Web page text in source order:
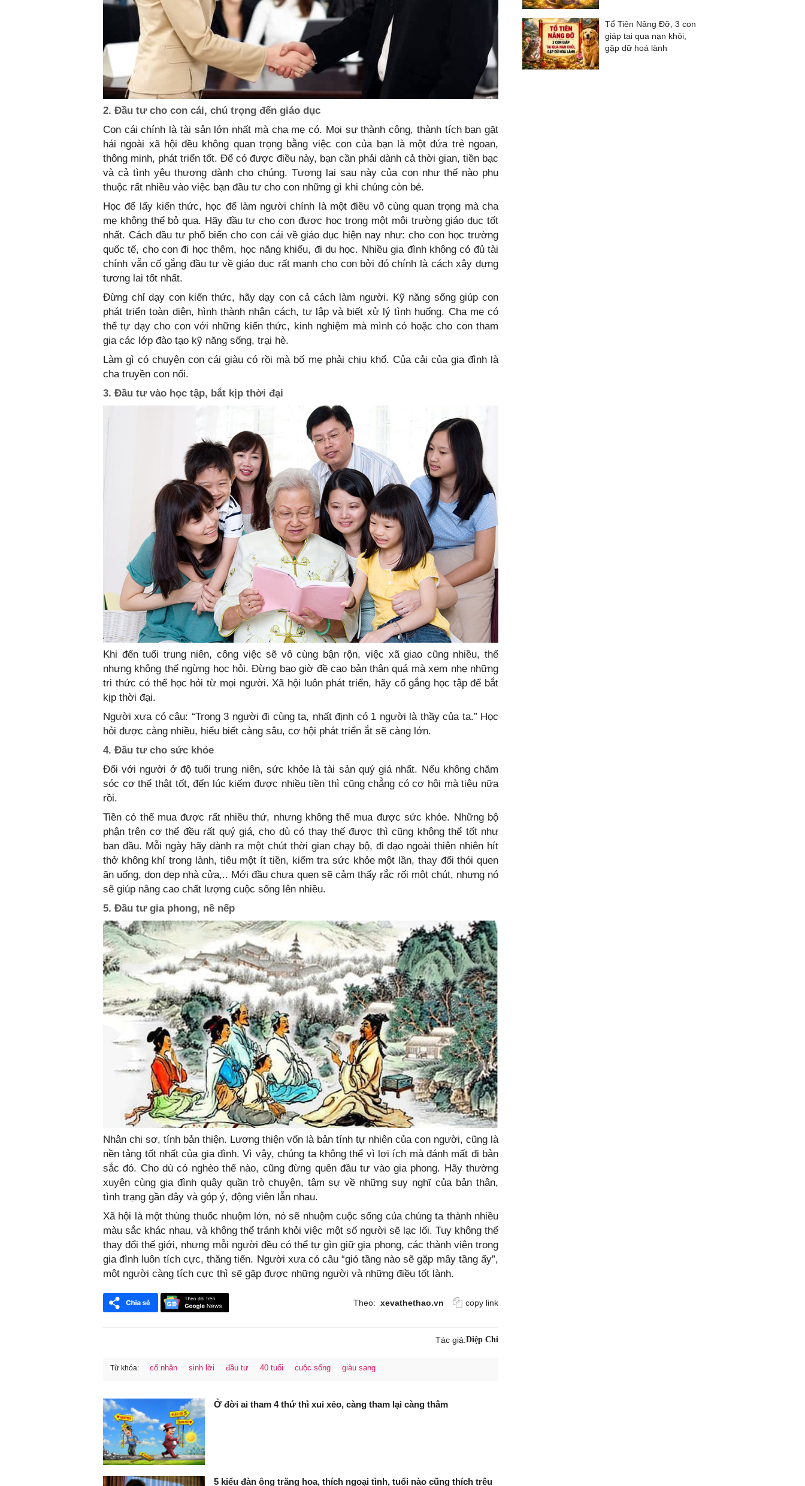
2. Đầu tư cho con cái, chú trọng đến giáo dục
Con cái chính là tài sản lớn nhất mà cha mẹ có. Mọi sự thành công, thành tích bạn gặt
hái ngoài xã hội đều không quan trọng bằng việc con của bạn là một đứa trẻ ngoan,
thông minh, phát triển tốt. Để có được điều này, bạn cần phải dành cả thời gian, tiền bạc
và cả tình yêu thương dành cho chúng. Tương lai sau này của con như thế nào phụ
thuộc rất nhiều vào việc bạn đầu tư cho con những gì khi chúng còn bé.
Học để lấy kiến thức, học để làm người chính là một điều vô cùng quan trọng mà cha
mẹ không thể bỏ qua. Hãy đầu tư cho con được học trong một môi trường giáo dục tốt
nhất. Cách đầu tư phổ biến cho con cái về giáo dục hiện nay như: cho con học trường
quốc tế, cho con đi học thêm, học năng khiếu, đi du học. Nhiều gia đình không có đủ tài
chính vẫn cố gắng đầu tư về giáo dục rất mạnh cho con bởi đó chính là cách xây dựng
tương lai tốt nhất.
Đừng chỉ dạy con kiến thức, hãy dạy con cả cách làm người. Kỹ năng sống giúp con
phát triển toàn diện, hình thành nhân cách, tự lập và biết xử lý tình huống. Cha mẹ có
thể tự dạy cho con với những kiến thức, kinh nghiệm mà mình có hoặc cho con tham
gia các lớp đào tạo kỹ năng sống, trại hè.
Làm gì có chuyện con cái giàu có rồi mà bố mẹ phải chịu khổ. Của cải của gia đình là
cha truyền con nối.
3. Đầu tư vào học tập, bắt kịp thời đại
Khi đến tuổi trung niên, công việc sẽ vô cùng bận rộn, việc xã giao cũng nhiều, thế
nhưng không thể ngừng học hỏi. Đừng bao giờ đề cao bản thân quá mà xem nhẹ những
tri thức có thể học hỏi từ mọi người. Xã hội luôn phát triển, hãy cố gắng học tập để bắt
kịp thời đại.
Người xưa có câu: “Trong 3 người đi cùng ta, nhất định có 1 người là thầy của ta.” Học
hỏi được càng nhiều, hiểu biết càng sâu, cơ hội phát triển ắt sẽ càng lớn.
4. Đầu tư cho sức khỏe
Đối với người ở độ tuổi trung niên, sức khỏe là tài sản quý giá nhất. Nếu không chăm
sóc cơ thể thật tốt, đến lúc kiếm được nhiều tiền thì cũng chẳng có cơ hội mà tiêu nữa
rồi.
Tiền có thể mua được rất nhiều thứ, nhưng không thể mua được sức khỏe. Những bộ
phận trên cơ thể đều rất quý giá, cho dù có thay thế được thì cũng không thể tốt như
ban đầu. Mỗi ngày hãy dành ra một chút thời gian chạy bộ, đi dạo ngoài thiên nhiên hít
thở không khí trong lành, tiêu một ít tiền, kiểm tra sức khỏe một lần, thay đổi thói quen
ăn uống, dọn dẹp nhà cửa,.. Mới đầu chưa quen sẽ cảm thấy rắc rối một chút, nhưng nó
sẽ giúp nâng cao chất lượng cuộc sống lên nhiều.
5. Đầu tư gia phong, nề nếp
Nhân chi sơ, tính bản thiện. Lương thiện vốn là bản tính tự nhiên của con người, cũng là
nền tảng tốt nhất của gia đình. Vì vậy, chúng ta không thể vì lợi ích mà đánh mất đi bản
sắc đó. Cho dù có nghèo thế nào, cũng đừng quên đầu tư vào gia phong. Hãy thường
xuyên cùng gia đình quây quần trò chuyện, tâm sự về những suy nghĩ của bản thân,
tình trạng gần đây và góp ý, động viên lẫn nhau.
Xã hội là một thùng thuốc nhuộm lớn, nó sẽ nhuộm cuộc sống của chúng ta thành nhiều
màu sắc khác nhau, và không thể tránh khỏi việc một số người sẽ lạc lối. Tuy không thể
thay đổi thế giới, nhưng mỗi người đều có thể tự gìn giữ gia phong, các thành viên trong
gia đình luôn tích cực, thăng tiến. Người xưa có câu “gió tầng nào sẽ gặp mây tầng ấy”,
một người càng tích cực thì sẽ gặp được những người và những điều tốt lành.
Theo: xevathethao.vn copy link
Tác giả:Diệp Chi
Từ khóa: cố nhân sinh lời đầu tư 40 tuổi cuộc sống giàu sang
Ở đời ai tham 4 thứ thì xui xẻo, càng tham lại càng thâm
5 kiểu đàn ông trăng hoa, thích ngoại tình, tuổi nào cũng thích trêu
Tổ Tiên Nâng Đỡ, 3 con
giáp tai qua nạn khỏi,
gặp dữ hoá lành